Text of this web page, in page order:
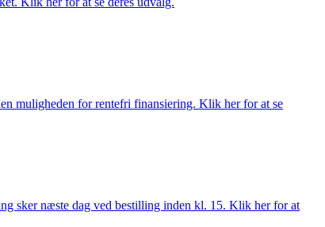
muligheden for rentefri finansiering. Klik her for at se
sker næste dag ved bestilling inden kl. 15. Klik her for at